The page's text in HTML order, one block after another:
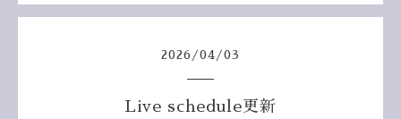
2026 /04 /03
Live schedule更新